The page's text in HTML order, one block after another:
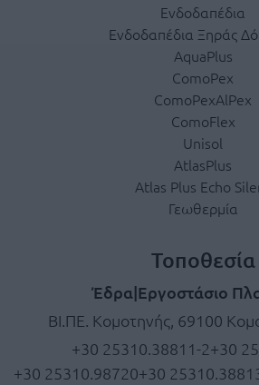
Ενδοδαπέδια
Ενδοδαπέδια Ξηράς
AquaPlus
ComoPex
ComoPexAlPex
ComoFlex
Unisol
AtlasPlus
Atlas Plus Echo
Γεωθερμία
Τοποθεσία
Έδρα|Εργοστάσιο
ΒΙ.ΠΕ. Κομοτηνής, 69100
+30 25310.38811-2+30
+30 25310.98720+30